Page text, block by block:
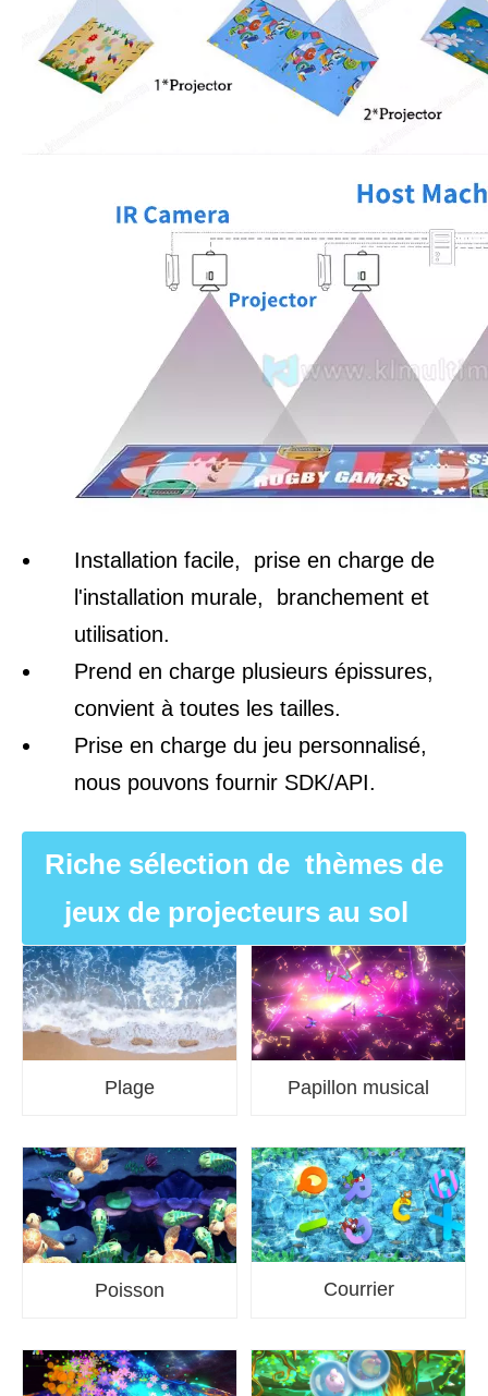
Installation facile, prise en charge de
l'installation murale, branchement et
utilisation.
Prend en charge plusieurs épissures,
convient à toutes les tailles.
Prise en charge du jeu personnalisé,
nous pouvons fournir SDK/API.
Riche sélection de thèmes de
jeux de projecteurs au sol
Plage Papillon musical
Poisson Courrier